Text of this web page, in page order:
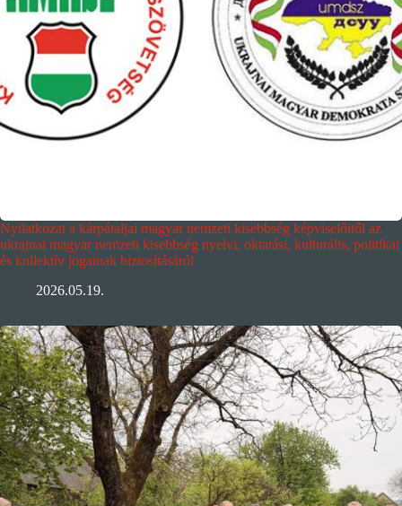
Nyilatkozat a kárpátaljai magyar nemzeti kisebbség képviselőitől az
ukrajnai magyar nemzeti kisebbség nyelvi, oktatási, kulturális, politikai
és kollektív jogainak biztosításáról
2026.05.19.